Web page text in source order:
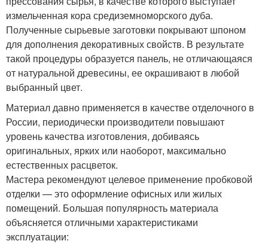
измельченная кора средиземноморского дуба.
Полученные сырьевые заготовки покрывают шпоном
для дополнения декоративных свойств. В результате
такой процедуры образуется панель, не отличающаяся
от натуральной древесины, ее окрашивают в любой
выбранный цвет.
Материал давно применяется в качестве отделочного в
России, периодически производители повышают
уровень качества изготовления, добиваясь
оригинальных, ярких или наоборот, максимально
естественных расцветок.
Мастера рекомендуют целевое применение пробковой
отделки — это оформление офисных или жилых
помещений. Большая популярность материала
объясняется отличными характеристиками
эксплуатации: